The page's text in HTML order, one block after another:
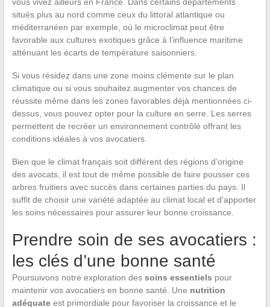
situés plus au nord comme ceux du littoral atlantique ou
méditerranéen par exemple, où le microclimat peut être
favorable aux cultures exotiques grâce à l’influence maritime
atténuant les écarts de température saisonniers.
Si vous résidez dans une zone moins clémente sur le plan
climatique ou si vous souhaitez augmenter vos chances de
réussite même dans les zones favorables déjà mentionnées ci-
dessus, vous pouvez opter pour la culture en serre. Les serres
permettent de recréer un environnement contrôlé offrant les
conditions idéales à vos avocatiers.
Bien que le climat français soit différent des régions d’origine
des avocats, il est tout de même possible de faire pousser ces
arbres fruitiers avec succès dans certaines parties du pays. Il
suffit de choisir une variété adaptée au climat local et d’apporter
les soins nécessaires pour assurer leur bonne croissance.
Prendre soin de ses avocatiers :
les clés d’une bonne santé
Poursuivons notre exploration des soins essentiels pour
maintenir vos avocatiers en bonne santé. Une nutrition
adéquateest primordiale pour favoriser la croissance et le